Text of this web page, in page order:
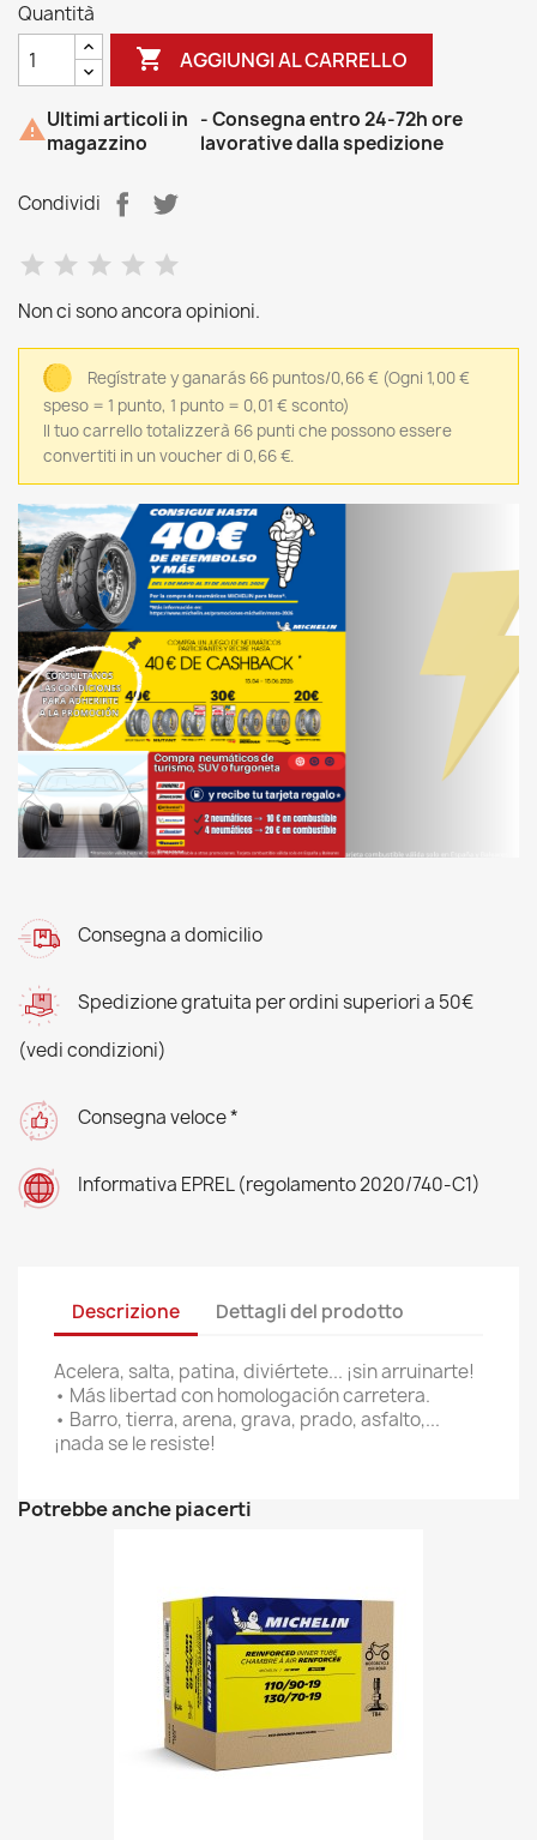
Quantità
 AGGIUNGI AL CARRELLO
Ultimi articoli in
magazzino
- Consegna entro 24-72h ore
lavorative dalla spedizione
Condividi
Non ci sono ancora opinioni.
Regístrate y ganarás 66 puntos/0,66 € (Ogni 1,00 €
speso = 1 punto, 1 punto = 0,01 € sconto)
Il tuo carrello totalizzerà 66 punti che possono essere
convertiti in un voucher di 0,66 €.
Consegna a domicilio
Spedizione gratuita per ordini superiori a 50€
(vedi condizioni)
Consegna veloce *
Informativa EPREL (regolamento 2020/740-C1)
Descrizione Dettagli del prodotto
Acelera, salta, patina, diviértete... ¡sin arruinarte!
• Más libertad con homologación carretera.
• Barro, tierra, arena, grava, prado, asfalto,...
¡nada se le resiste!
Potrebbe anche piacerti